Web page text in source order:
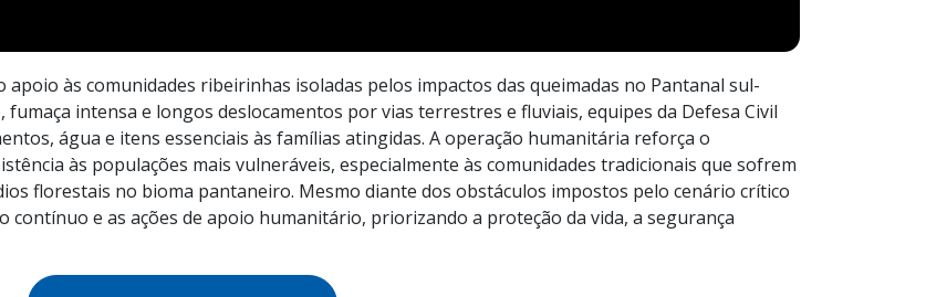
apoio às comunidades ribeirinhas isoladas pelos impactos das queimadas no Pantanal sul-
intensa e longos deslocamentos por vias terrestres e fluviais, equipes da Defesa Civil
água e itens essenciais às famílias atingidas. A operação humanitária reforça o
às populações mais vulneráveis, especialmente às comunidades tradicionais que sofrem
florestais no bioma pantaneiro. Mesmo diante dos obstáculos impostos pelo cenário crítico
e as ações de apoio humanitário, priorizando a proteção da vida, a segurança